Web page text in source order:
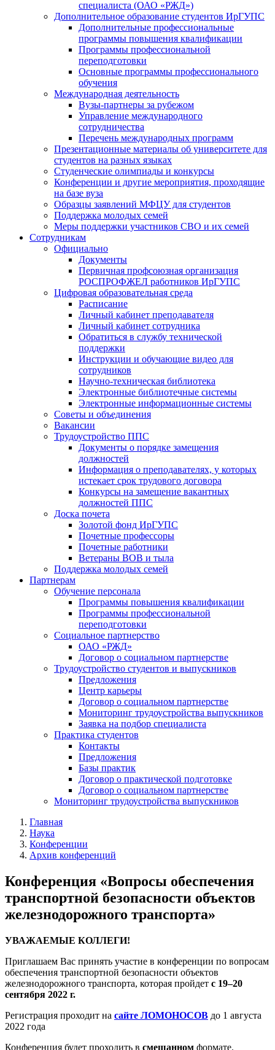
специалиста (ОАО «РЖД»)
Дополнительное образование студентов ИрГУПС
Дополнительные профессиональные
программы повышения квалификации
Программы профессиональной
переподготовки
Основные программы профессионального
обучения
Международная деятельность
Вузы-партнеры за рубежом
Управление международного
сотрудничества
Перечень международных программ
Презентационные материалы об университете для
студентов на разных языках
Студенческие олимпиады и конкурсы
Конференции и другие мероприятия, проходящие
на базе вуза
Образцы заявлений МФЦУ для студентов
Поддержка молодых семей
Меры поддержки участников СВО и их семей
Сотрудникам
Официально
Документы
Первичная профсоюзная организация
РОСПРОФЖЕЛ работников ИрГУПС
Цифровая образовательная среда
Расписание
Личный кабинет преподавателя
Личный кабинет сотрудника
Обратиться в службу технической
поддержки
Инструкции и обучающие видео для
сотрудников
Научно-техническая библиотека
Электронные библиотечные системы
Электронные информационные системы
Советы и объединения
Вакансии
Трудоустройство ППС
Документы о порядке замещения
должностей
Информация о преподавателях, у которых
истекает срок трудового договора
Конкурсы на замещение вакантных
должностей ППС
Доска почета
Золотой фонд ИрГУПС
Почетные профессоры
Почетные работники
Ветераны ВОВ и тыла
Поддержка молодых семей
Партнерам
Обучение персонала
Программы повышения квалификации
Программы профессиональной
переподготовки
Социальное партнерство
ОАО «РЖД»
Договор о социальном партнерстве
Трудоустройство студентов и выпускников
Предложения
Центр карьеры
Договор о социальном партнерстве
Мониторинг трудоустройства выпускников
Заявка на подбор специалиста
Практика студентов
Контакты
Предложения
Базы практик
Договор о практической подготовке
Договор о социальном партнерстве
Мониторинг трудоустройства выпускников
Главная
Наука
Конференции
Архив конференций
Конференция «Вопросы обеспечения
транспортной безопасности объектов
железнодорожного транспорта»
УВАЖАЕМЫЕ КОЛЛЕГИ!
Приглашаем Вас принять участие в конференции по вопросам
обеспечения транспортной безопасности объектов
железнодорожного транспорта, которая пройдет с 19–20
сентября 2022 г.
Регистрация проходит на сайте ЛОМОНОСОВ до 1 августа
2022 года
Конференция будет проходить в смешанном формате.